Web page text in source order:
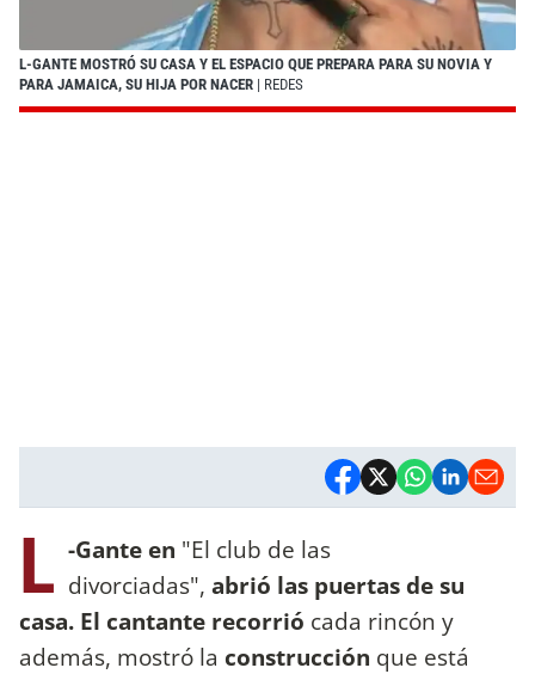
L-GANTE MOSTRÓ SU CASA Y EL ESPACIO QUE PREPARA PARA SU NOVIA Y
PARA JAMAICA, SU HIJA POR NACER | REDES
L -Gante en "El club de las
divorciadas", abrió las puertas de su
casa. El cantante recorrió cada rincón y
además, mostró la construcción que está